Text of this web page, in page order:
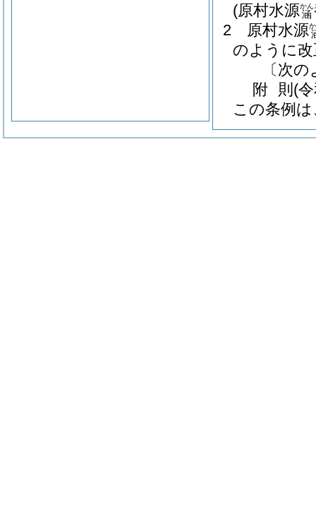
(原村水源涵
かん
2
原村水源
のように
〔次
附 則 (
この条例